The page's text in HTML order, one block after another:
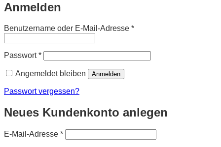
Anmelden
Benutzername oder E-Mail-Adresse *Erforderlich
Passwort*Erforderlich
Angemeldet bleiben Anmelden
Passwort vergessen?
Neues Kundenkonto anlegen
E-Mail-Adresse *Erforderlich